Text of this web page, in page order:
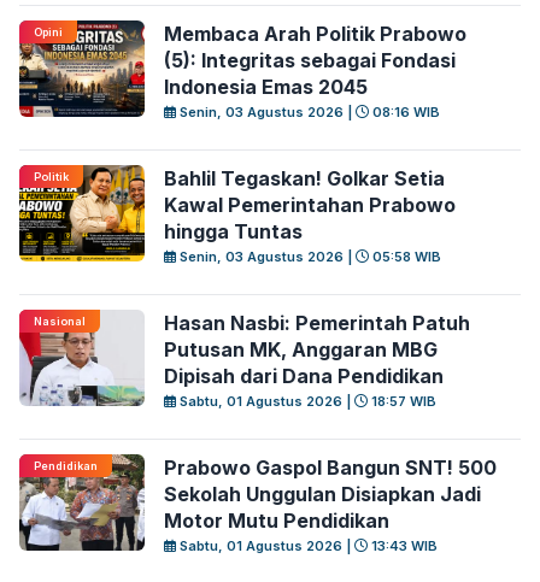
Opini
Membaca Arah Politik Prabowo
(5): Integritas sebagai Fondasi
Indonesia Emas 2045
Senin, 03 Agustus 2026 | 08:16 WIB
Politik
Bahlil Tegaskan! Golkar Setia
Kawal Pemerintahan Prabowo
hingga Tuntas
Senin, 03 Agustus 2026 | 05:58 WIB
Nasional
Hasan Nasbi: Pemerintah Patuh
Putusan MK, Anggaran MBG
Dipisah dari Dana Pendidikan
Sabtu, 01 Agustus 2026 | 18:57 WIB
Pendidikan
Prabowo Gaspol Bangun SNT! 500
Sekolah Unggulan Disiapkan Jadi
Motor Mutu Pendidikan
Sabtu, 01 Agustus 2026 | 13:43 WIB